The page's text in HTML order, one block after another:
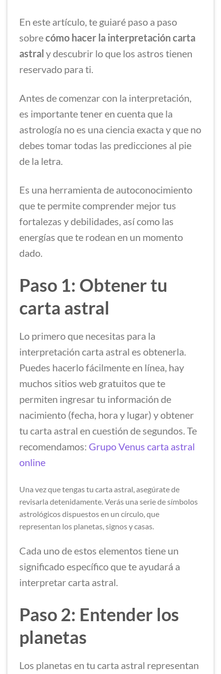
En este artículo, te guiaré paso a paso
sobrecómo hacer la interpretación carta
astral y descubrir lo que los astros tienen
reservado para ti.
Antes de comenzar con la interpretación,
es importante tener en cuenta que la
astrología no es una ciencia exacta y que no
debes tomar todas las predicciones al pie
de la letra.
Es una herramienta de autoconocimiento
que te permite comprender mejor tus
fortalezas y debilidades, así como las
energías que te rodean en un momento
dado.
Paso 1: Obtener tu
carta astral
Lo primero que necesitas para la
interpretación carta astral es obtenerla.
Puedes hacerlo fácilmente en línea, hay
muchos sitios web gratuitos que te
permiten ingresar tu información de
nacimiento (fecha, hora y lugar) y obtener
tu carta astral en cuestión de segundos. Te
recomendamos: Grupo Venus carta astral
online
Una vez que tengas tu carta astral, asegúrate de
revisarla detenidamente. Verás una serie de símbolos
astrológicos dispuestos en un círculo, que
representan los planetas, signos y casas.
Cada uno de estos elementos tiene un
significado específico que te ayudará a
interpretar carta astral.
Paso 2: Entender los
planetas
Los planetas en tu carta astral representan